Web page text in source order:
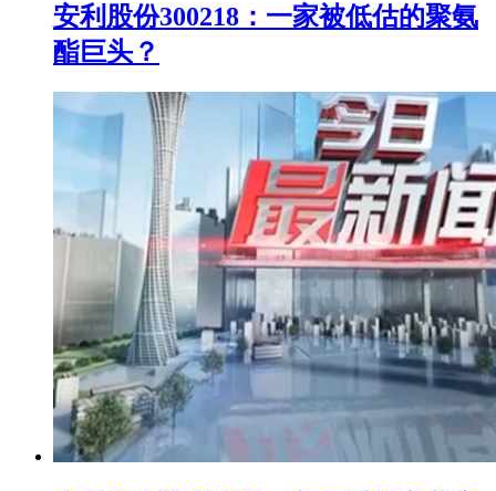
安利股份300218：一家被低估的聚氨
酯巨头？